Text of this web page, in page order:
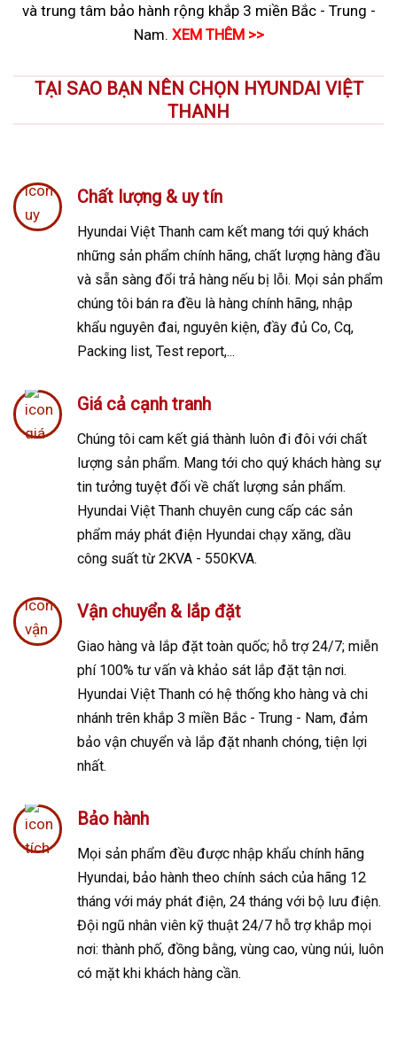
và trung tâm bảo hành rộng khắp 3 miền Bắc - Trung -
Nam. XEM THÊM >>
TẠI SAO BẠN NÊN CHỌN HYUNDAI VIỆT
THANH
Chất lượng & uy tín
Hyundai Việt Thanh cam kết mang tới quý khách
những sản phẩm chính hãng, chất lượng hàng đầu
và sẵn sàng đổi trả hàng nếu bị lỗi. Mọi sản phẩm
chúng tôi bán ra đều là hàng chính hãng, nhập
khẩu nguyên đai, nguyên kiện, đầy đủ Co, Cq,
Packing list, Test report,...
Giá cả cạnh tranh
Chúng tôi cam kết giá thành luôn đi đôi với chất
lượng sản phẩm. Mang tới cho quý khách hàng sự
tin tưởng tuyệt đối về chất lượng sản phẩm.
Hyundai Việt Thanh chuyên cung cấp các sản
phẩm máy phát điện Hyundai chạy xăng, dầu
công suất từ 2KVA - 550KVA.
Vận chuyển & lắp đặt
Giao hàng và lắp đặt toàn quốc; hỗ trợ 24/7; miễn
phí 100% tư vấn và khảo sát lắp đặt tận nơi.
Hyundai Việt Thanh có hệ thống kho hàng và chi
nhánh trên khắp 3 miền Bắc - Trung - Nam, đảm
bảo vận chuyển và lắp đặt nhanh chóng, tiện lợi
nhất.
Bảo hành
Mọi sản phẩm đều được nhập khẩu chính hãng
Hyundai, bảo hành theo chính sách của hãng 12
tháng với máy phát điện, 24 tháng với bộ lưu điện.
Đội ngũ nhân viên kỹ thuật 24/7 hỗ trợ khắp mọi
nơi: thành phố, đồng bằng, vùng cao, vùng núi, luôn
có mặt khi khách hàng cần.